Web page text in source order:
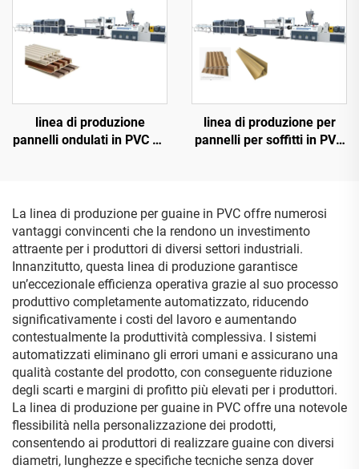
linea di produzione
pannelli ondulati in PVC da
linea di produzione per
pannelli per soffitti in PVC
La linea di produzione per guaine in PVC offre numerosi
vantaggi convincenti che la rendono un investimento
attraente per i produttori di diversi settori industriali.
Innanzitutto, questa linea di produzione garantisce
un’eccezionale efficienza operativa grazie al suo processo
produttivo completamente automatizzato, riducendo
significativamente i costi del lavoro e aumentando
contestualmente la produttività complessiva. I sistemi
automatizzati eliminano gli errori umani e assicurano una
qualità costante del prodotto, con conseguente riduzione
degli scarti e margini di profitto più elevati per i produttori.
La linea di produzione per guaine in PVC offre una notevole
flessibilità nella personalizzazione dei prodotti,
consentendo ai produttori di realizzare guaine con diversi
diametri, lunghezze e specifiche tecniche senza dover